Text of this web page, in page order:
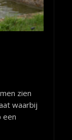
zien
waarbij
een